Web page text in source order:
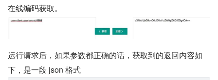
在线编码获取。
运行请求后，如果参数都正确的话，获取到的返回内容如
下，是一段 json 格式